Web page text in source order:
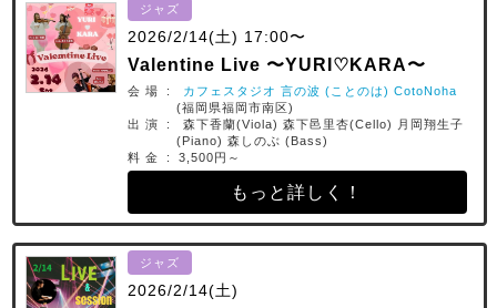
ジャズ
2026/2/14(土) 17:00〜
Valentine Live 〜YURI♡KARA〜
会 場 :
カフェスタジオ 言の波 (ことのは) CotoNoha
(福岡県福岡市南区)
出 演 : 森下香蘭(Viola) 森下邑里杏(Cello) 月岡翔生子
(Piano) 森しのぶ (Bass)
料 金 : 3,500円～
もっと詳しく！
ジャズ
2026/2/14(土)